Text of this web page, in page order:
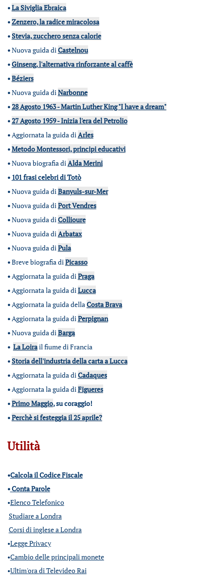
•La Siviglia Ebraica
•Zenzero, la radice miracolosa
•Stevia, zucchero senza calorie
•Nuova guida diCastelnou
•Ginseng, l'alternativa rinforzante al caffè
•Béziers
•Nuova guida diNarbonne
•28 Agosto 1963 - Martin Luther King "I have a dream"
•27 Agosto 1959 - Inizia l'era del Petrolio
•Aggiornata la guida diArles
•Metodo Montessori, principi educativi
•Nuova biografia diAlda Merini
• 101 frasi celebri di Totò
•Nuova guida diBanyuls-sur-Mer
•Nuova guida diPort Vendres
•Nuova guida diCollioure
•Nuova guida diArbatax
•Nuova guida diPula
•Breve biografia diPicasso
•Aggiornata la guida diPraga
•Aggiornata la guida diLucca
•Aggiornata la guida dellaCosta Brava
•Aggiornata la guida diPerpignan
•Nuova guida diBarga
• La Loirail fiume di Francia
•Storia dell'industria della carta a Lucca
•Aggiornata la guida diCadaques
•Aggiornata la guida diFigueres
•Primo Maggio, su coraggio!
•Perchè si festeggia il 25 aprile?
Utilità
•Calcola il Codice Fiscale
•Conta Parole
•Elenco Telefonico
Studiare a Londra
Corsi di inglese a Londra
•Legge Privacy
•Cambio delle principali monete
•Ultim'ora di Televideo Rai